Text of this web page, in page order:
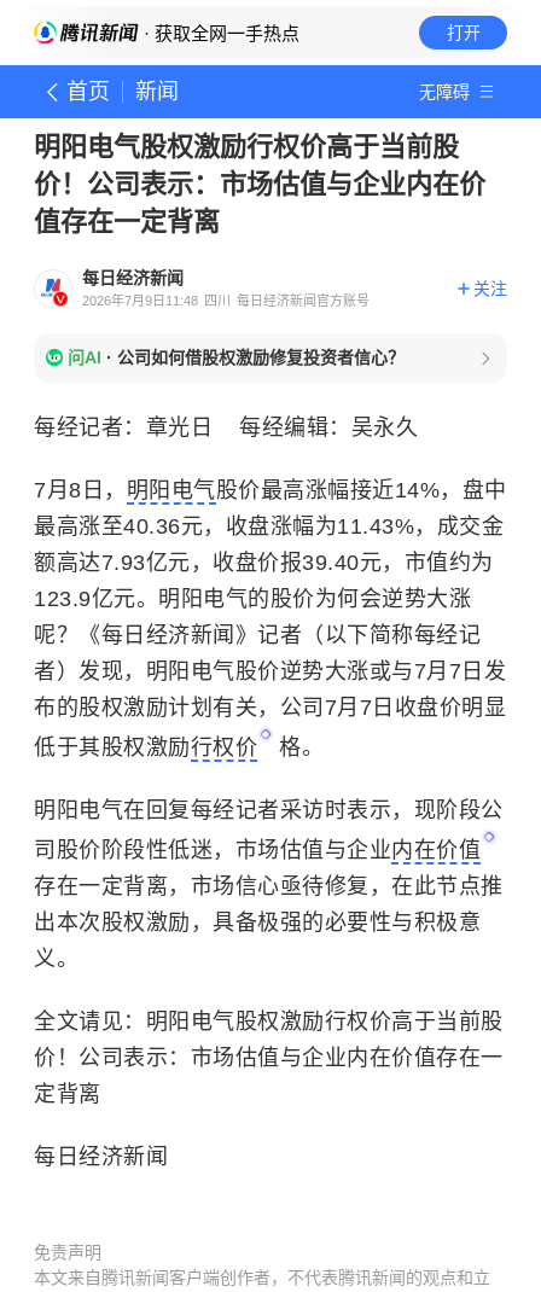
· 获取全网一手热点 打开
首页 新闻 无障碍
明阳电气股权激励行权价高于当前股
价！公司表示：市场估值与企业内在价
值存在一定背离
每日经济新闻
2026年7月9日11:48 四川 每日经济新闻官方账号
关注
问AI · 公司如何借股权激励修复投资者信心？
每经记者：章光日 每经编辑：吴永久
7月8日， 明阳电气股价最高涨幅接近14%，盘中
最高涨至40.36元，收盘涨幅为11.43%，成交金
额高达7.93亿元，收盘价报39.40元，市值约为
123.9亿元。明阳电气的股价为何会逆势大涨
呢？《每日经济新闻》记者（以下简称每经记
者）发现，明阳电气股价逆势大涨或与7月7日发
布的股权激励计划有关，公司7月7日收盘价明显
低于其股权激励行权价 格。
明阳电气在回复每经记者采访时表示，现阶段公
司股价阶段性低迷，市场估值与企业内在价值
存在一定背离，市场信心亟待修复，在此节点推
出本次股权激励，具备极强的必要性与积极意
义。
全文请见： 明阳电气股权激励行权价高于当前股
价！公司表示：市场估值与企业内在价值存在一
定背离
每日经济新闻
免责声明
本文来自腾讯新闻客户端创作者，不代表腾讯新闻的观点和立